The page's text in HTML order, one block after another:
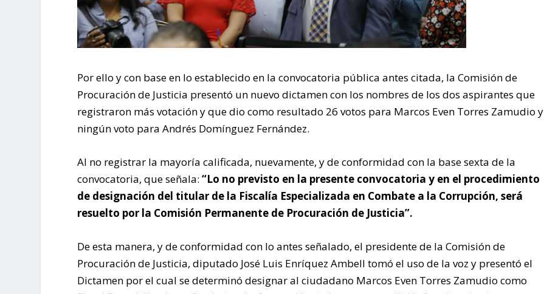
Por ello y con base en lo establecido en la convocatoria pública antes citada, la Comisión de
Procuración de Justicia presentó un nuevo dictamen con los nombres de los dos aspirantes que
registraron más votación y que dio como resultado 26 votos para Marcos Even Torres Zamudio y
ningún voto para Andrés Domínguez Fernández.
Al no registrar la mayoría calificada, nuevamente, y de conformidad con la base sexta de la
convocatoria, que señala:“Lo no previsto en la presente convocatoria y en el procedimiento
de designación del titular de la Fiscalía Especializada en Combate a la Corrupción, será
resuelto por la Comisión Permanente de Procuración de Justicia”.
De esta manera, y de conformidad con lo antes señalado, el presidente de la Comisión de
Procuración de Justicia, diputado José Luis Enríquez Ambell tomó el uso de la voz y presentó el
Dictamen por el cual se determinó designar al ciudadano Marcos Even Torres Zamudio como